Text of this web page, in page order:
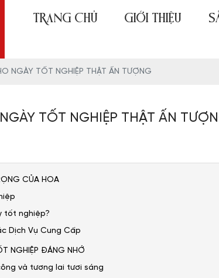
TRANG CHỦ GIỚI THIỆU
NGÀY TỐT NGHIỆP THẬT ẤN TƯỢNG
TỐT NGHIỆP THẬT ẤN
CỦA HOA
tốt nghiệp?
Dịch Vụ Cung Cấp
NGHIỆP ĐÁNG NHỚ
và tương lai tươi sáng